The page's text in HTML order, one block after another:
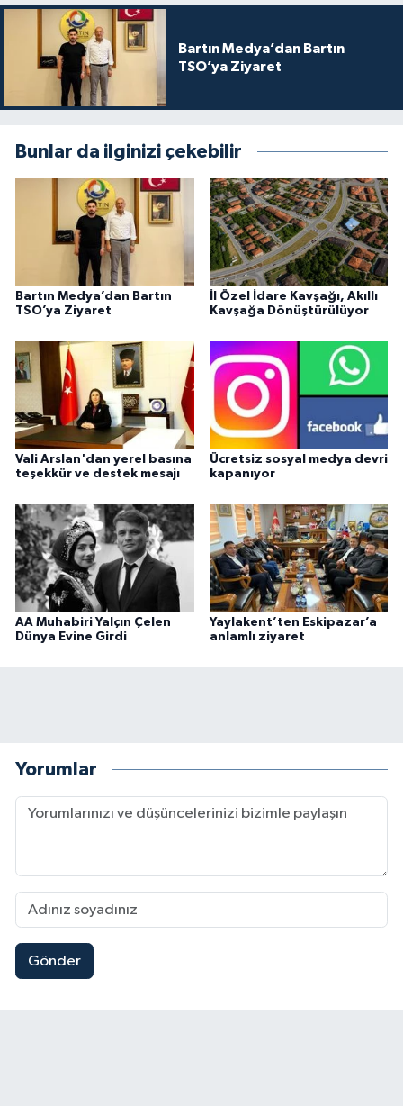
Bartın Medya’dan Bartın
TSO’ya Ziyaret
Bunlar da ilginizi çekebilir
Bartın Medya’dan Bartın
TSO’ya Ziyaret
İl Özel İdare Kavşağı, Akıllı
Kavşağa Dönüştürülüyor
Vali Arslan'dan yerel basına
teşekkür ve destek mesajı
Ücretsiz sosyal medya devri
kapanıyor
AA Muhabiri Yalçın Çelen
Dünya Evine Girdi
Yaylakent’ten Eskipazar’a
anlamlı ziyaret
Yorumlar
Gönder